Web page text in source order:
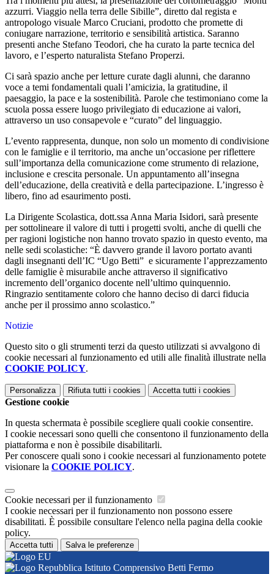
azzurri. Viaggio nella terra delle Sibille”, diretto dal regista e
antropologo visuale Marco Cruciani, prodotto che promette di
coniugare narrazione, territorio e sensibilità artistica. Saranno
presenti anche Stefano Teodori, che ha curato la parte tecnica del
lavoro, e l’esperto naturalista Stefano Properzi.
Ci sarà spazio anche per letture curate dagli alunni, che daranno
voce a temi fondamentali quali l’amicizia, la gratitudine, il
paesaggio, la pace e la sostenibilità. Parole che testimoniano come la
scuola possa essere luogo privilegiato di educazione ai valori,
attraverso un uso consapevole e “curato” del linguaggio.
L’evento rappresenta, dunque, non solo un momento di condivisione
con le famiglie e il territorio, ma anche un’occasione per riflettere
sull’importanza della comunicazione come strumento di relazione,
inclusione e crescita personale. Un appuntamento all’insegna
dell’educazione, della creatività e della partecipazione. L’ingresso è
libero, fino ad esaurimento posti.
La Dirigente Scolastica, dott.ssa Anna Maria Isidori, sarà presente
per sottolineare il valore di tutti i progetti svolti, anche di quelli che
per ragioni logistiche non hanno trovato spazio in questo evento, ma
nelle sedi scolastiche: “È davvero grande il lavoro portato avanti
dagli insegnanti dell’IC “Ugo Betti” e sicuramente l’apprezzamento
delle famiglie è misurabile anche attraverso il significativo
incremento dell’organico docente nell’ultimo quinquennio.
Ringrazio sentitamente coloro che hanno deciso di darci fiducia
anche per il prossimo anno scolastico.”
Notizie
Questo sito o gli strumenti terzi da questo utilizzati si avvalgono di
cookie necessari al funzionamento ed utili alle finalità illustrate nella
COOKIE POLICY.
Personalizza Rifiuta tutti i cookies Accetta tutti i cookies
Gestione cookie
In questa schermata è possibile scegliere quali cookie consentire.
I cookie necessari sono quelli che consentono il funzionamento della
piattaforma e non è possibile disabilitarli.
Per conoscere quali sono i cookie necessari al funzionamento potete
visionare la COOKIE POLICY.
Cookie necessari per il funzionamento
I cookie necessari per il funzionamento non possono essere
disabilitati. È possibile consultare l'elenco nella pagina della cookie
policy.
Accetta tutti Salva le preferenze
Istituto Comprensivo Betti Fermo